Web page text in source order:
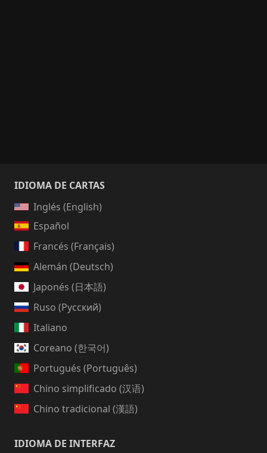
IDIOMA DE CARTAS
Inglés (English)
Español
Francés (Français)
Alemán (Deutsch)
Japonés (日本語)
Ruso (Русский)
Italiano
Coreano (한국어)
Portugués (Português)
Chino simplificado (汉语)
Chino tradicional (漢語)
IDIOMA DE INTERFAZ